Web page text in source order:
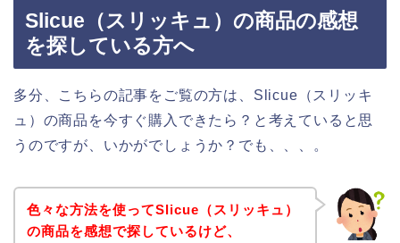
Slicue（スリッキュ）の商品の感想
を探している方へ
多分、こちらの記事をご覧の方は、Slicue（スリッキ
ュ）の商品を今すぐ購入できたら？と考えていると思
うのですが、いかがでしょうか？でも、、、。
色々な方法を使ってSlicue（スリッキュ）
の商品を感想で探しているけど、